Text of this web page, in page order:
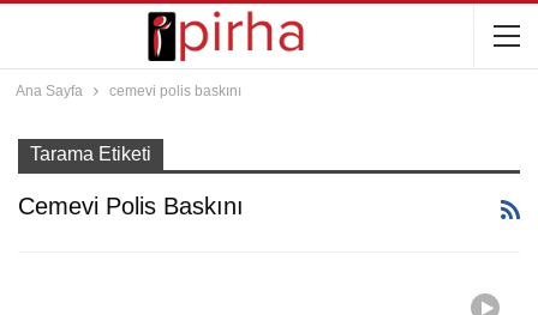
Ana Sayfa cemevi polis baskını
Tarama Etiketi
Cemevi Polis Baskını